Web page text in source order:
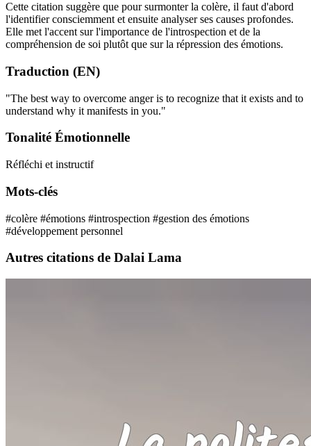
Cette citation suggère que pour surmonter la colère, il faut d'abord
l'identifier consciemment et ensuite analyser ses causes profondes.
Elle met l'accent sur l'importance de l'introspection et de la
compréhension de soi plutôt que sur la répression des émotions.
Traduction (EN)
"The best way to overcome anger is to recognize that it exists and to
understand why it manifests in you."
Tonalité Émotionnelle
Réfléchi et instructif
Mots-clés
#colère #émotions #introspection #gestion des émotions
#développement personnel
Autres citations de Dalai Lama